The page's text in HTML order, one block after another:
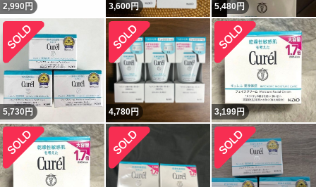
2,990 円 3,600円 5,480円
5,730円 4,780円 3,199円